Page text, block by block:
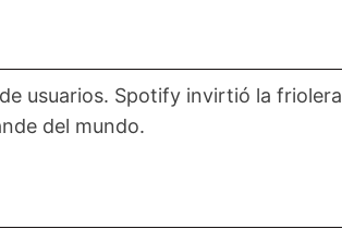
usuarios. Spotify invirtió la friolera
del mundo.